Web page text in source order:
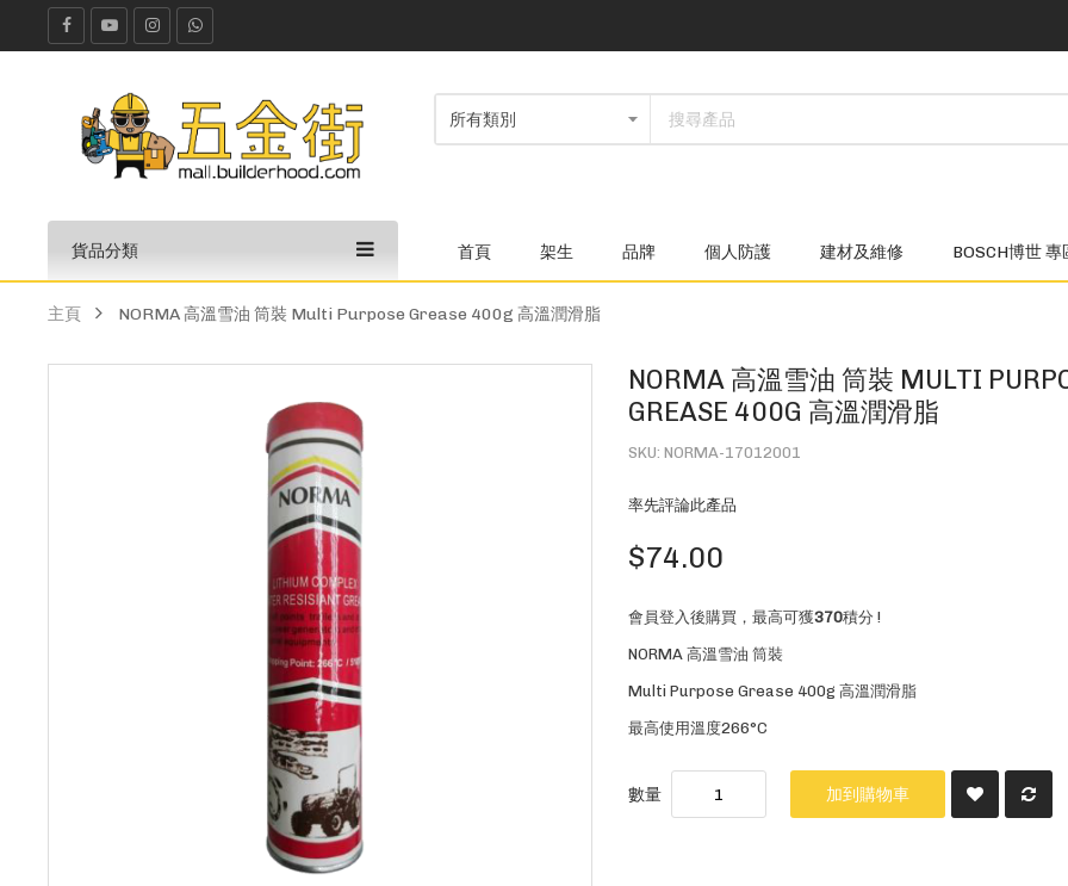
貨品分類 首頁 架生 品牌 個人防護 建材及維修 BOSCH博世 專
主頁 NORMA 高溫雪油 筒裝 Multi Purpose Grease 400g 高溫潤滑脂
NORMA 高溫雪油 筒裝 MULTI
GREASE 400G 高溫潤滑脂
SKU NORMA-17012001
率先評論此產品
$74.00
會員登入後購買，最高可獲370積分 !
NORMA 高溫雪油 筒裝
Multi Purpose Grease 400g 高溫潤滑脂
最高使用溫度266°C
數量 加到購物車